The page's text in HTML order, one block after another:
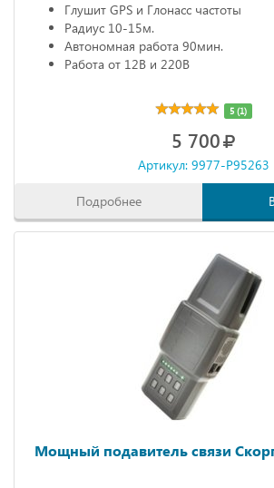
Глушит GPS и Глонасс частоты
Радиус 10-15м.
Автономная работа 90мин.
Работа от 12В и 220В
5 (1)
5 700
Артикул: 9977-P95263
Подробнее
Мощный подавитель связи